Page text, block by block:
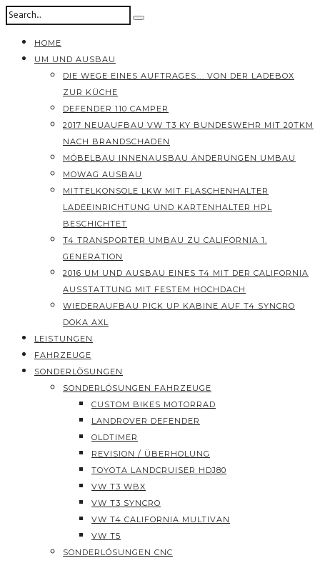
HOME
UM UND AUSBAU
DIE WEGE EINES AUFTRAGES…. VON DER LADEBOX
ZUR KÜCHE
DEFENDER 110 CAMPER
2017 NEUAUFBAU VW T3 KY BUNDESWEHR MIT 20TKM
NACH BRANDSCHADEN
MÖBELBAU INNENAUSBAU ÄNDERUNGEN UMBAU
MOWAG AUSBAU
MITTELKONSOLE LKW MIT FLASCHENHALTER
LADEEINRICHTUNG UND KARTENHALTER HPL
BESCHICHTET
T4 TRANSPORTER UMBAU ZU CALIFORNIA 1.
GENERATION
2016 UM UND AUSBAU EINES T4 MIT DER CALIFORNIA
AUSSTATTUNG MIT FESTEM HOCHDACH
WIEDERAUFBAU PICK UP KABINE AUF T4 SYNCRO
DOKA AXL
LEISTUNGEN
FAHRZEUGE
SONDERLÖSUNGEN
SONDERLÖSUNGEN FAHRZEUGE
CUSTOM BIKES MOTORRAD
LANDROVER DEFENDER
OLDTIMER
REVISION / ÜBERHOLUNG
TOYOTA LANDCRUISER HDJ80
VW T3 WBX
VW T3 SYNCRO
VW T4 CALIFORNIA MULTIVAN
VW T5
SONDERLÖSUNGEN CNC